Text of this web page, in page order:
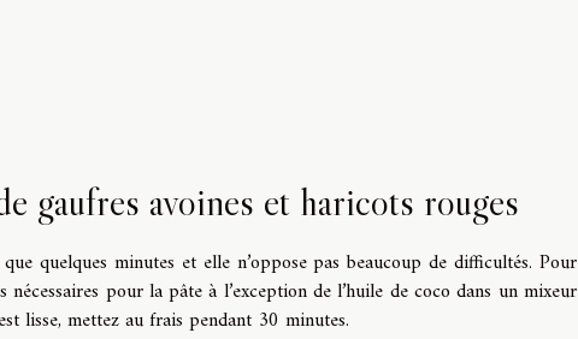
gaufres avoines et haricots rouges
quelques minutes et elle n’oppose pas beaucoup de difficultés. Pour
pour la pâte à l’exception de l’huile de coco dans un mixeur
lisse, mettez au frais pendant 30 minutes.